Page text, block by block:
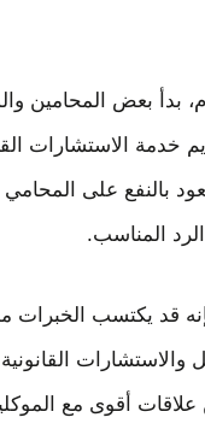
بدأ بعض المحامين
خدمة الاستشارات
بالنفع على
المناسب.
قد يكتسب
والاستشارات
أقوى مع